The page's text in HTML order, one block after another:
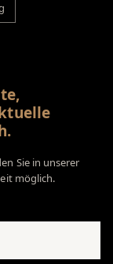
Sie in unserer
möglich.